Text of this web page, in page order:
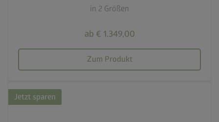
in 2 Größen
ab € 1.349,00
Zum Produkt
Jetzt sparen